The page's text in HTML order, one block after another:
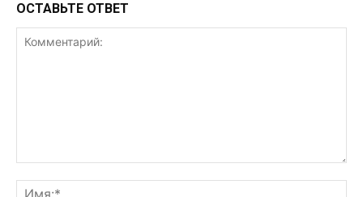
ОСТАВЬТЕ ОТВЕТ